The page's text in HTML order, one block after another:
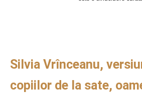
Silvia Vrînceanu,
copiilor de la sate,